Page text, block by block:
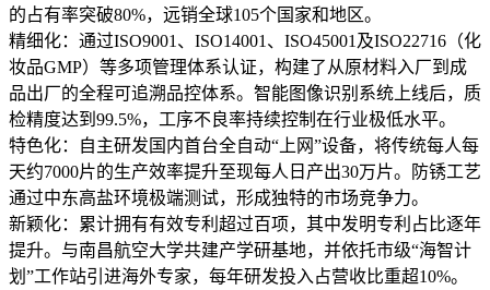
的占有率突破80%，远销全球105个国家和地区。
精细化：通过ISO9001、ISO14001、ISO45001及ISO22716（化
妆品GMP）等多项管理体系认证，构建了从原材料入厂到成
品出厂的全程可追溯品控体系。智能图像识别系统上线后，质
检精度达到99.5%，工序不良率持续控制在行业极低水平。
特色化：自主研发国内首台全自动“上网”设备，将传统每人每
天约7000片的生产效率提升至现每人日产出30万片。防锈工艺
通过中东高盐环境极端测试，形成独特的市场竞争力。
新颖化：累计拥有有效专利超过百项，其中发明专利占比逐年
提升。与南昌航空大学共建产学研基地，并依托市级“海智计
划”工作站引进海外专家，每年研发投入占营收比重超10%。